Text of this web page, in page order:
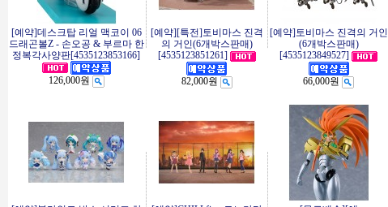
[예약]데스크탑 리얼 맥코이 06
드래곤볼Z - 손오공 & 부르마 한
정복각사양판[4535123853166]
126,000원
[예약][특전]토비마스 진격
의 거인(6개박스판매)
[4535123851261]
82,000원
[예약]토비마스 진격의 거인
(6개박스판매)
[4535123849527]
66,000원